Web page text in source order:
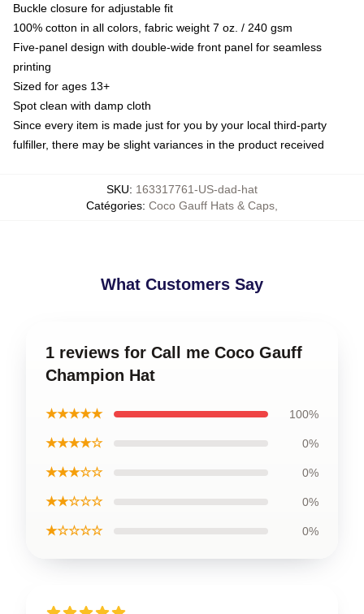
Buckle closure for adjustable fit
100% cotton in all colors, fabric weight 7 oz. / 240 gsm
Five-panel design with double-wide front panel for seamless
printing
Sized for ages 13+
Spot clean with damp cloth
Since every item is made just for you by your local third-party
fulfiller, there may be slight variances in the product received
SKU: 163317761-US-dad-hat
Catégories: Coco Gauff Hats & Caps
What Customers Say
1 reviews for Call me Coco Gauff
Champion Hat
★★★★★ 100%
★★★★☆ 0%
★★★☆☆ 0%
★★☆☆☆ 0%
★☆☆☆☆ 0%